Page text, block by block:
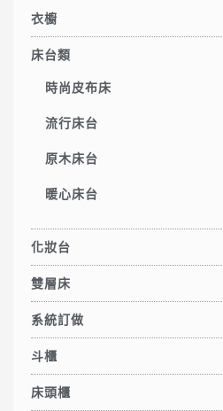
衣櫥
床台類
時尚皮布床
流行床台
原木床台
暖心床台
化妝台
雙層床
系統訂做
斗櫃
床頭櫃